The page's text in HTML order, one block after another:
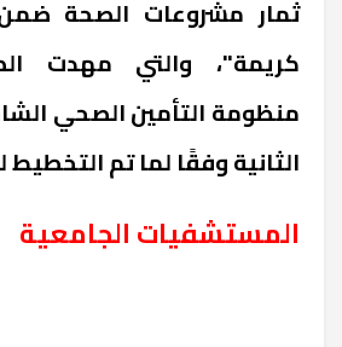
ثمار مشروعات الصحة
كريمة"، والتي مهدت
منظومة التأمين الصحي
الثانية وفقًا لما تم التخطيط
المستشفيات الجامعية